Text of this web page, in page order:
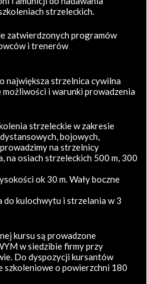
strzeleckich.
zatwierdzonych programów
i trenerów
największa strzelnica cywilna
i warunki prowadzenia
strzeleckie w zakresie
bojowych,
na strzelnicy
na osiach strzeleckich 500 m, 300
ok 30 m. Wały boczne
do kulochwytu i strzelania w 3
kursu są prowadzone
w siedzibie firmy przy
Do dyspozycji kursantów
szkoleniowe o powierzchni 180